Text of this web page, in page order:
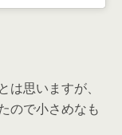
思いますが、
ので小さめなも